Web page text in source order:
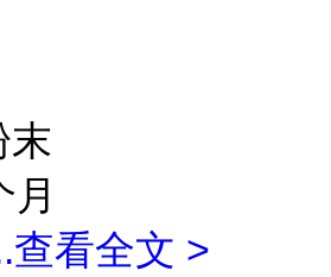
末
查看全文 >